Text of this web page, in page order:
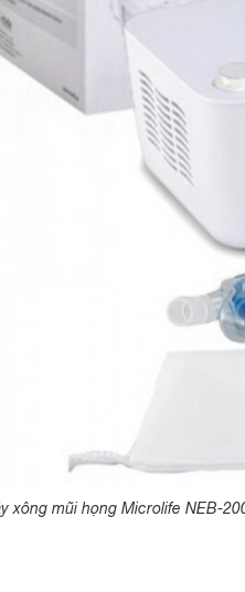
xông mũi họng Microlife NEB-